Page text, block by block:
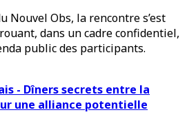
Nouvel Obs, la rencontre s’est
dans un cadre confidentiel,
public des participants.
- Dîners secrets entre la
une alliance potentielle